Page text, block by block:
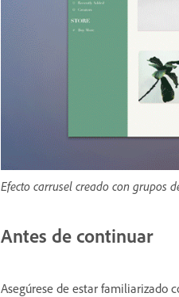
Efecto carrusel creado con grupos
Antes de continuar
Asegúrese de estar familiarizado